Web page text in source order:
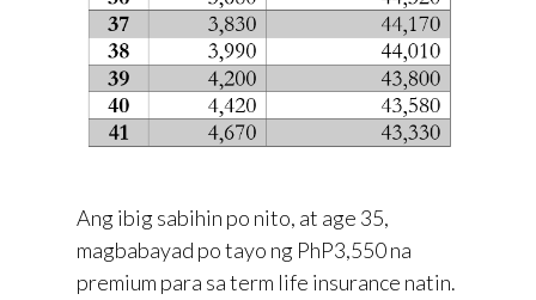
Ang ibig sabihin po nito, at age 35,
magbabayad po tayo ng PhP3,550 na
premium para sa term life insurance natin.